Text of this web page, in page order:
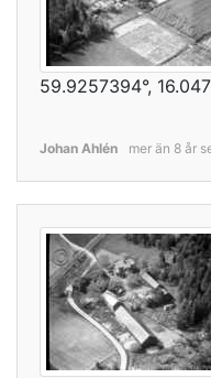
59.9257394°,
Johan Ahlén mer än 8 år